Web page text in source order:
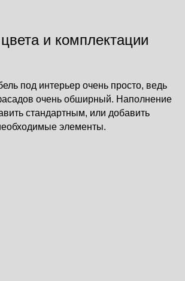
и комплектации
под интерьер очень просто, ведь
очень обширный. Наполнение
стандартным, или добавить
элементы.